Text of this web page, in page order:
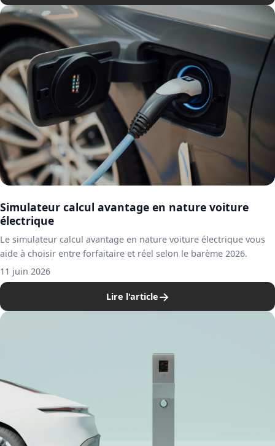
Simulateur calcul avantage en nature voiture
électrique
Le simulateur calcul avantage en nature voiture électrique vous
aide à choisir entre forfaitaire et réel selon le barème 2026.
11 juin 2026
Lire l'article→